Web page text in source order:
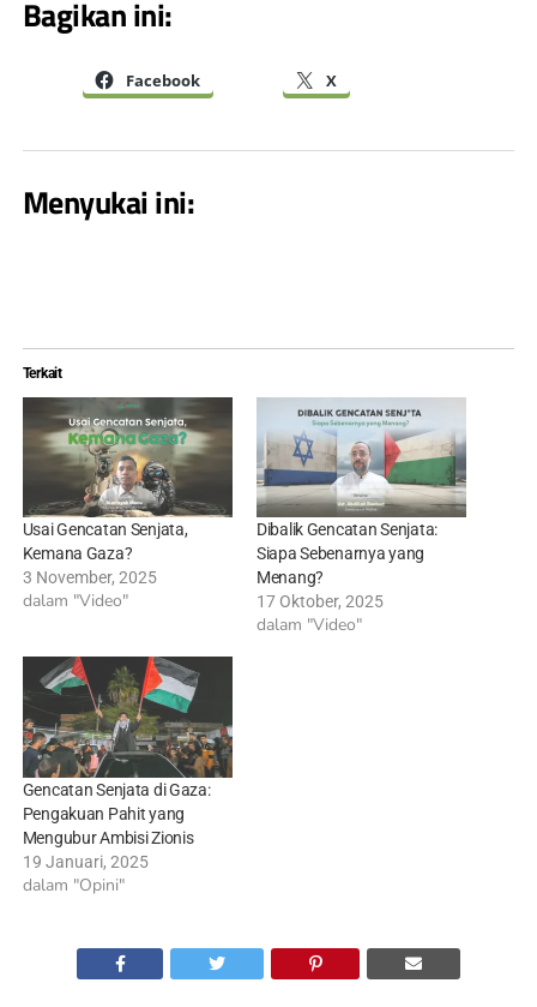
Bagikan ini:
Facebook X
Menyukai ini:
Terkait
Usai Gencatan Senjata,
Kemana Gaza?
3 November, 2025
dalam "Video"
Dibalik Gencatan Senjata:
Siapa Sebenarnya yang
Menang?
17 Oktober, 2025
dalam "Video"
Gencatan Senjata di Gaza:
Pengakuan Pahit yang
Mengubur Ambisi Zionis
19 Januari, 2025
dalam "Opini"